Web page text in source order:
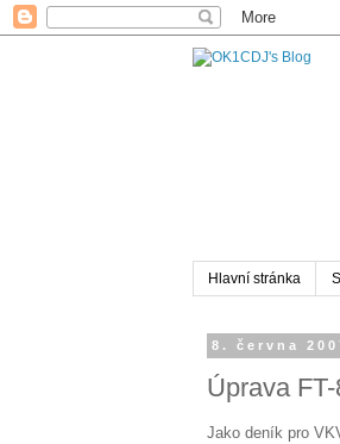
Hlavní stránka
8. června
Úprava
Jako deník pro